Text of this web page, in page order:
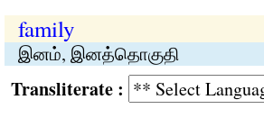
family
இனம், இனத்தொகுதி
: